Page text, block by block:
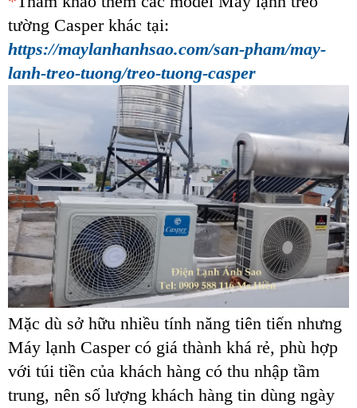
tường Casper khác tại:
https://maylanhanhsao.com/san-pham/may-
lanh-treo-tuong/treo-tuong-casper
Mặc dù sở hữu nhiều tính năng tiên tiến nhưng
Máy lạnh Casper có giá thành khá rẻ, phù hợp
với túi tiền của khách hàng có thu nhập tầm
trung, nên số lượng khách hàng tin dùng ngày